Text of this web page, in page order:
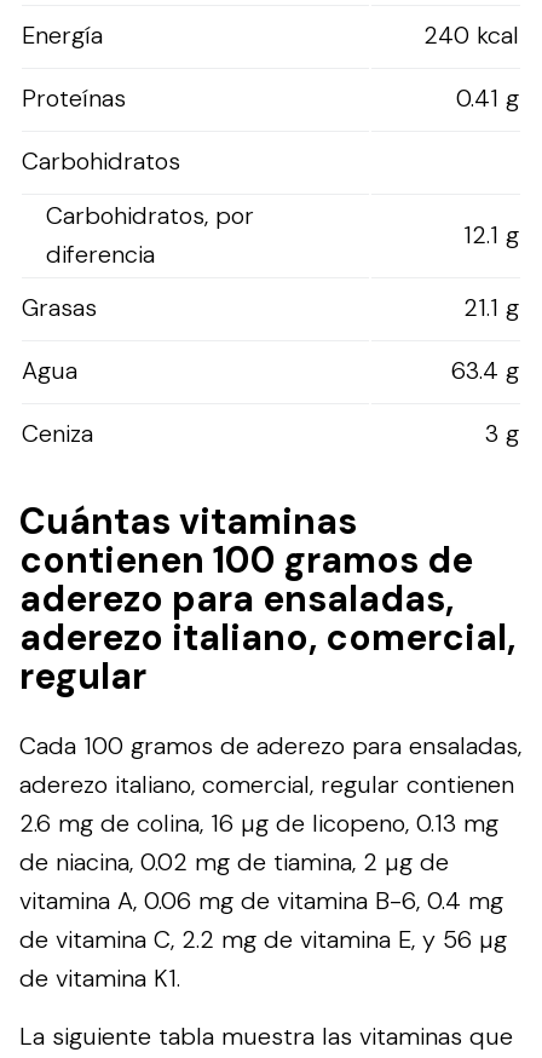
Energía
240 kcal
Proteínas
0.41 g
Carbohidratos
Carbohidratos, por
diferencia
12.1 g
Grasas
21.1 g
Agua
63.4 g
Ceniza
3 g
Cuántas vitaminas
contienen 100 gramos de
aderezo para ensaladas,
aderezo italiano, comercial,
regular
Cada 100 gramos de aderezo para ensaladas,
aderezo italiano, comercial, regular contienen
2.6 mg de colina, 16 µg de licopeno, 0.13 mg
de niacina, 0.02 mg de tiamina, 2 µg de
vitamina A, 0.06 mg de vitamina B-6, 0.4 mg
de vitamina C, 2.2 mg de vitamina E, y 56 µg
de vitamina K1.
La siguiente tabla muestra las vitaminas que